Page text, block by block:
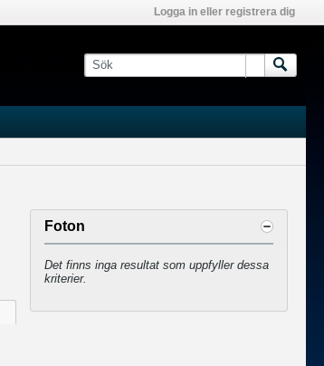
Logga in eller registrera dig
Foton
Det finns inga resultat som uppfyller dessa
kriterier.